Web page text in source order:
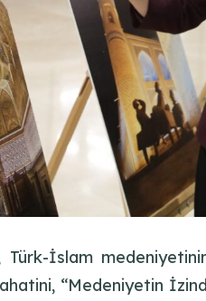
İslam
“Medeniyetin